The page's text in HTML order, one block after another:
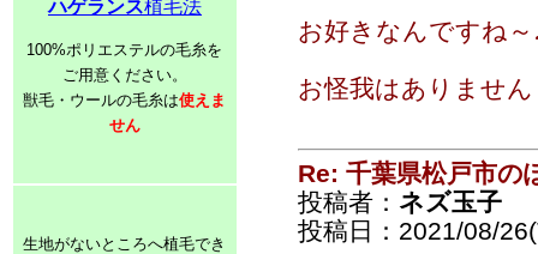
ハゲランス植毛法
100%ポリエステルの毛糸を
ご用意ください。
獣毛・ウールの毛糸は使えま
せん
生地がないところへ植毛でき
お好きなんですね～
お怪我はありません
Re: 千葉県松戸市の
投稿者： ネズ玉子
投稿日：2021/08/